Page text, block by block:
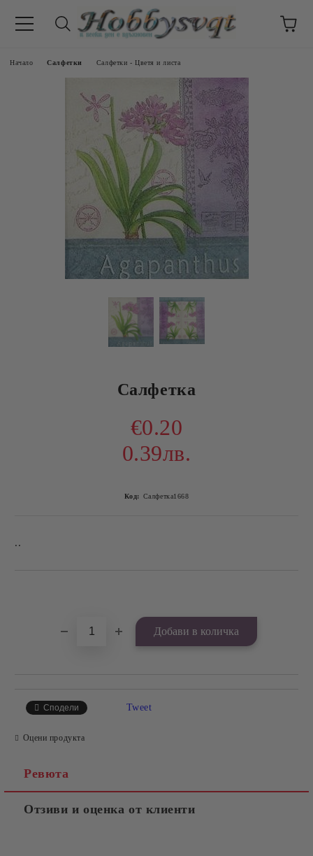
Начало Салфетки Салфетки - Цветя и листа
Салфетка
€0.20
0.39лв.
Код: Салфетка1668
..
Сподели Tweet
Оцени продукта
Ревюта
Отзиви и оценка от клиенти